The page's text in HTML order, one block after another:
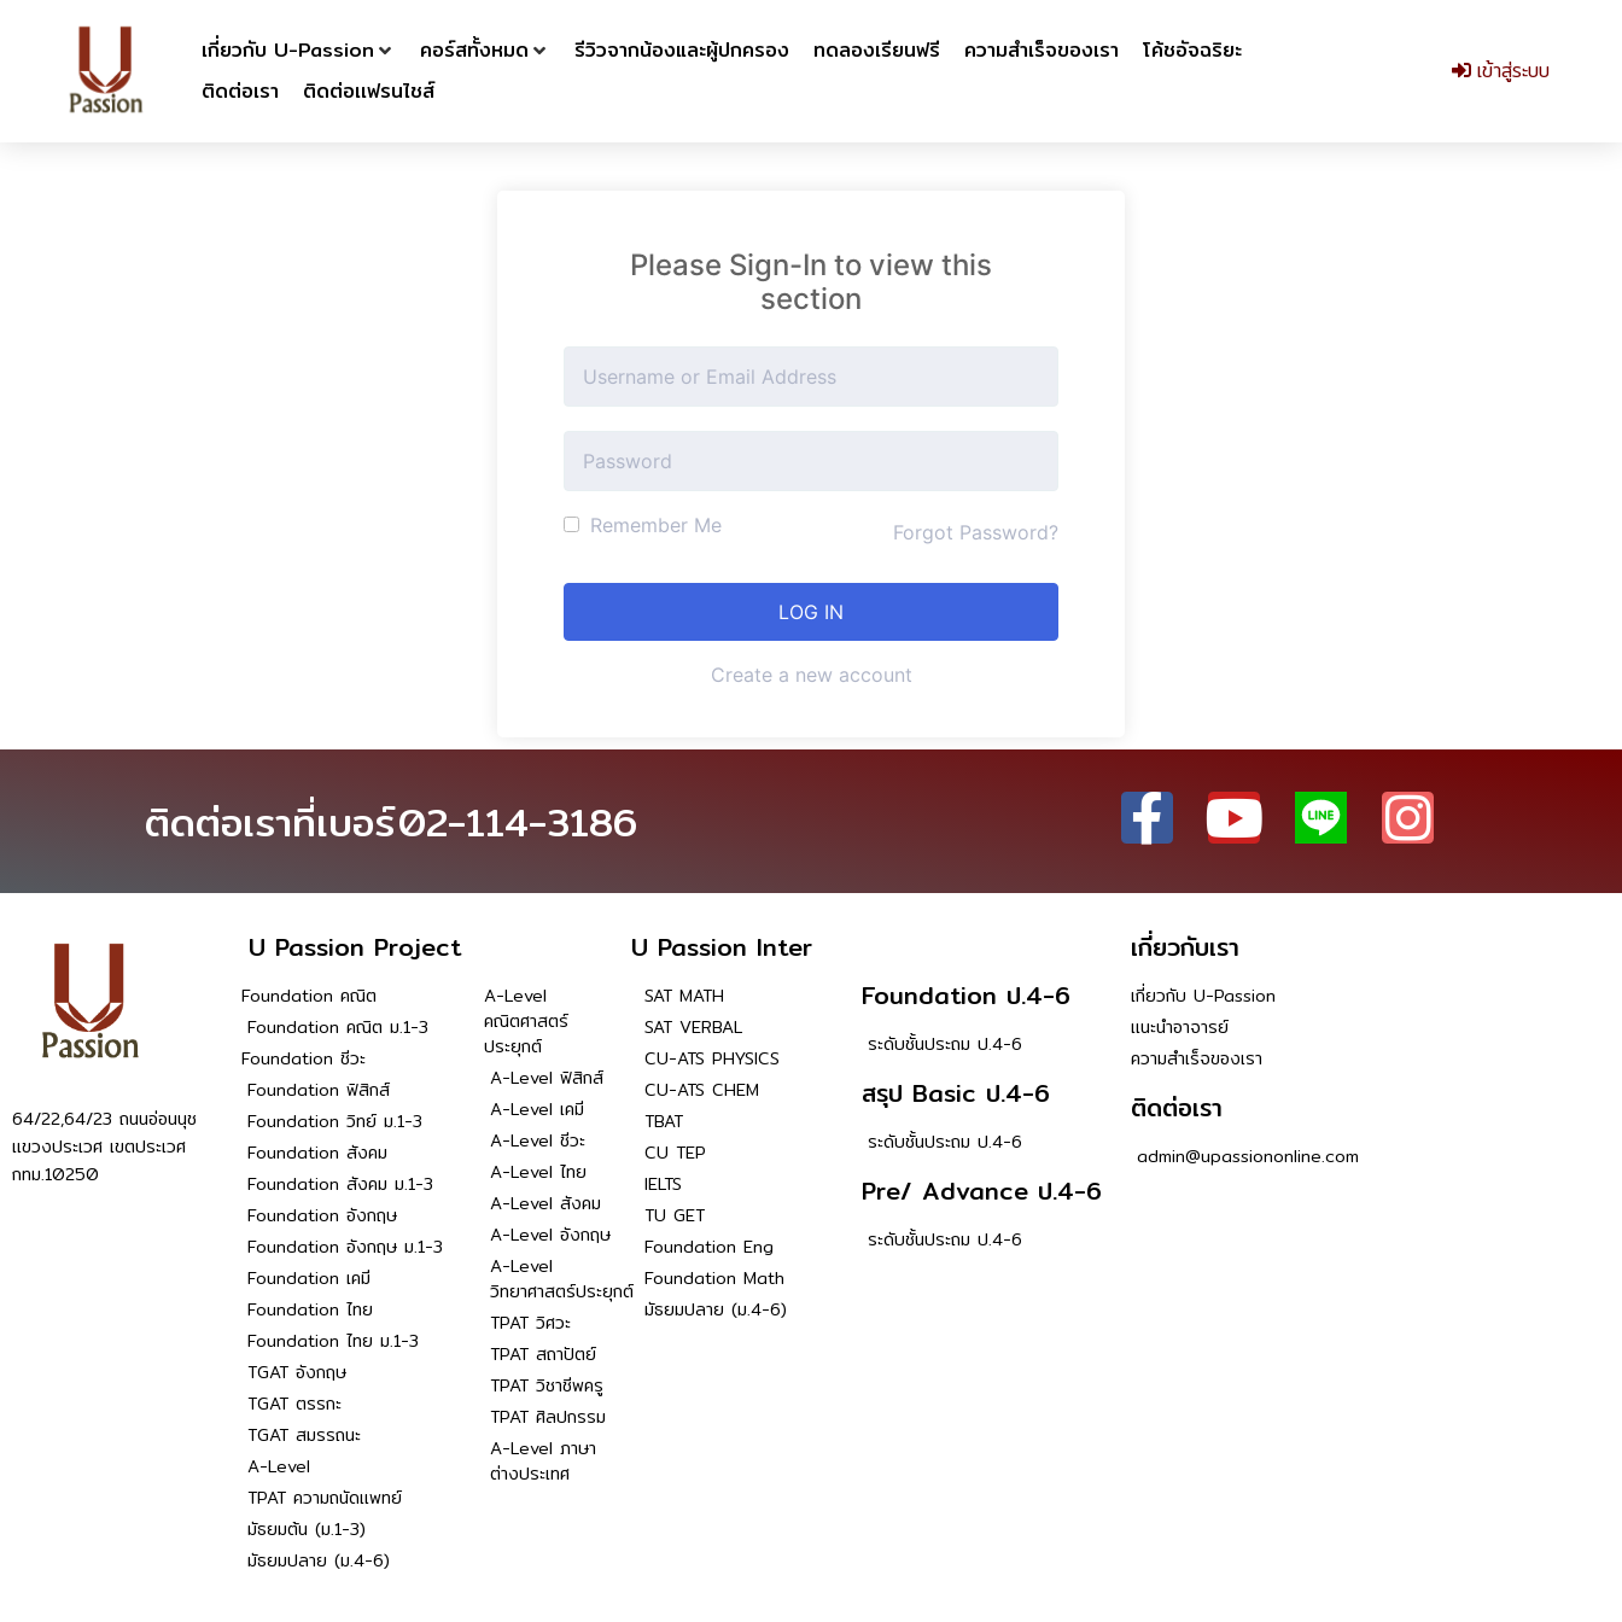
เกี่ยวกับ U-Passion คอร์สทั้งหมด รีวิวจากน้องและผู้ปกครอง ทดลองเรียนฟรี ความสำเร็จของเรา
โค้ชอัจฉริยะ
ติดต่อเรา
ติดต่อเเฟรนไชส์
เข้าสู่ระบบ
Please Sign-In to view this
section
Remember Me Forgot Password?
Create a new account
ติดต่อเราที่เบอร์02-114-3186
U Passion Project U Passion Inter เกี่ยวกับเรา
64/22,64/23 ถนนอ่อนนุช
แขวงประเวศ เขตประเวศ
กทม.10250
Foundation คณิต
Foundation คณิต ม.1-3
Foundation ชีวะ
Foundation ฟิสิกส์
Foundation วิทย์ ม.1-3
Foundation สังคม
Foundation สังคม ม.1-3
Foundation อังกฤษ
Foundation อังกฤษ ม.1-3
Foundation เคมี
Foundation ไทย
Foundation ไทย ม.1-3
TGAT อังกฤษ
TGAT ตรรกะ
TGAT สมรรถนะ
A-Level
TPAT ความถนัดแพทย์
มัธยมต้น (ม.1-3)
มัธยมปลาย (ม.4-6)
A-Level
คณิตศาสตร์
ประยุกต์
A-Level ฟิสิกส์
A-Level เคมี
A-Level ชีวะ
A-Level ไทย
A-Level สังคม
A-Level อังกฤษ
A-Level
วิทยาศาสตร์ประยุกต์
TPAT วิศวะ
TPAT สถาปัตย์
TPAT วิชาชีพครู
TPAT ศิลปกรรม
A-Level ภาษา
ต่างประเทศ
SAT MATH
SAT VERBAL
CU-ATS PHYSICS
CU-ATS CHEM
TBAT
CU TEP
IELTS
TU GET
Foundation Eng
Foundation Math
มัธยมปลาย (ม.4-6)
Foundation ป.4-6
ระดับชั้นประถม ป.4-6
สรุป Basic ป.4-6
ระดับชั้นประถม ป.4-6
Pre/ Advance ป.4-6
ระดับชั้นประถม ป.4-6
เกี่ยวกับ U-Passion
แนะนำอาจารย์
ความสำเร็จของเรา
ติดต่อเรา
admin@upassiononline.com